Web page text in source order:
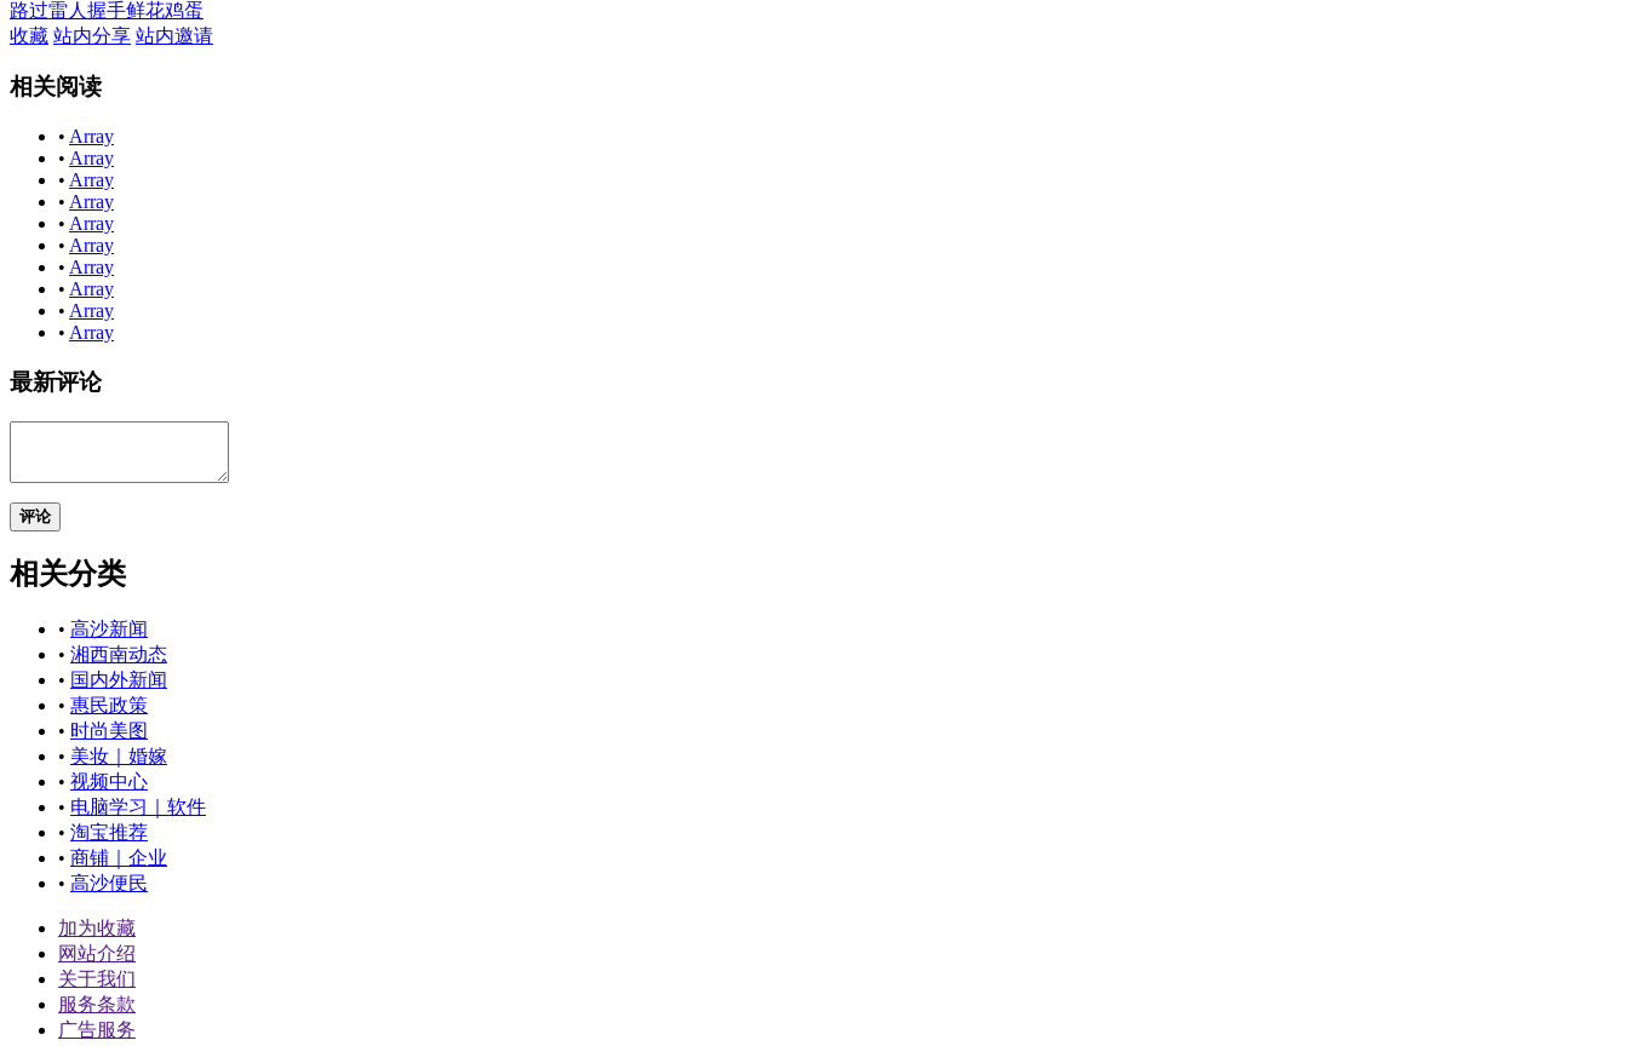
路过雷人 握手鲜花鸡蛋
收藏 站内分享 站内邀请
相关阅读
• Array
• Array
• Array
• Array
• Array
• Array
• Array
• Array
• Array
• Array
最新评论
评论
相关分类
• 高沙新闻
• 湘西南动态
• 国内外新闻
• 惠民政策
• 时尚美图
• 美妆｜婚嫁
• 视频中心
• 电脑学习｜软件
• 淘宝推荐
• 商铺｜企业
• 高沙便民
加为收藏
网站介绍
关于我们
服务条款
广告服务